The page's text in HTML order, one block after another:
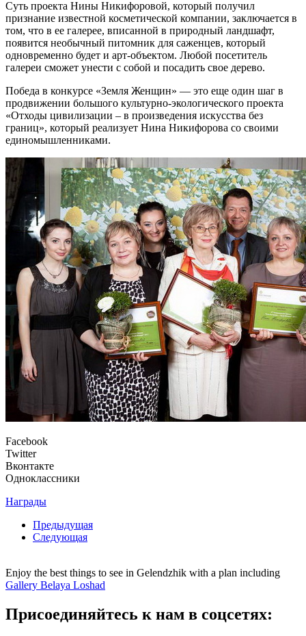
Суть проекта Нины Никифоровой, который получил
признание известной косметической компании, заключается в
том, что в ее галерее, вписанной в природный ландшафт,
появится необычный питомник для саженцев, который
одновременно будет и арт-объектом. Любой посетитель
галереи сможет унести с собой и посадить свое дерево.
Победа в конкурсе «Земля Женщин» — это еще один шаг в
продвижении большого культурно-экологического проекта
«Отходы цивилизации – в произведения искусства без
границ», который реализует Нина Никифорова со своими
единомышленниками.
Facebook
Twitter
Вконтакте
Одноклассники
Награды
Предыдущая
Следующая
Enjoy the best things to see in Gelendzhik with a plan including
Gallery Belaya Loshad
Присоединяйтесь к нам в соцсетях: